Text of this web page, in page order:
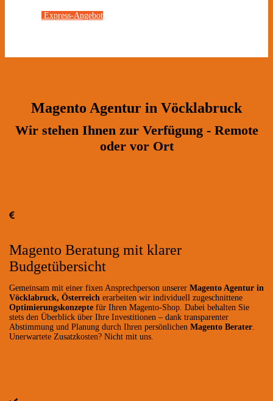
Express-Angebot
Magento Agentur in Vöcklabruck
Wir stehen Ihnen zur Verfügung - Remote
oder vor Ort
Magento Beratung mit klarer
Budgetübersicht
Gemeinsam mit einer fixen Ansprechperson unserer Magento Agentur in
Vöcklabruck, Österreich erarbeiten wir individuell zugeschnittene
Optimierungskonzepte für Ihren Magento-Shop. Dabei behalten Sie
stets den Überblick über Ihre Investitionen – dank transparenter
Abstimmung und Planung durch Ihren persönlichen Magento Berater
Unerwartete Zusatzkosten? Nicht mit uns.